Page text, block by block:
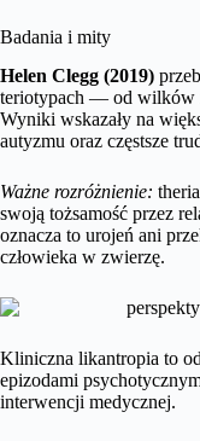
Badania i mity
Helen Clegg (2019)
teriotypach — od wilków
Wyniki wskazały na
autyzmu oraz częstsze
Ważne rozróżnienie:
swoją tożsamość przez
oznacza to urojeń ani
człowieka w zwierzę.
Kliniczna likantropia to
epizodami
interwencji medycznej.